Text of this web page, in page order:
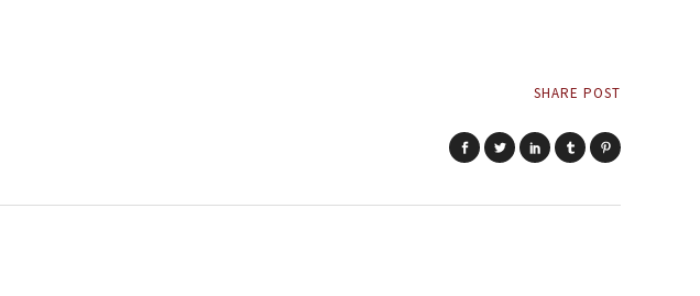
SHARE POST